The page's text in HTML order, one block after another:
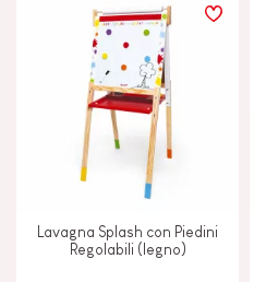
TIPI DI APPRENDIMENTO
Costruire e
Immaginare,
Leggere, scrivere
Lavagna Splash con Piedini
Regolabili (legno)